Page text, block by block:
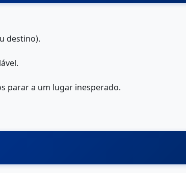
destino).
parar a um lugar inesperado.